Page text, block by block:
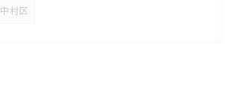
中村区